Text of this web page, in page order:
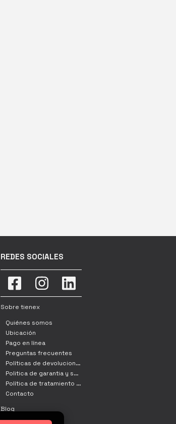
REDES SOCIALES
Sobre tienex
Quiénes somos
Ubicación
Pago en línea
Preguntas frecuentes
Políticas de devoluciones, cambio y retracto
Politica de garantia y servicio tecnico
Política de tratamiento de datos
Contacto
Blog